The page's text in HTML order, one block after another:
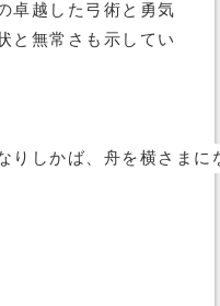
卓越した弓術と勇気
と無常さも示してい
りしかば、舟を横さまに